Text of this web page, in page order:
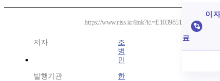
https://www.riss.kr/link?id=E1039851
저자
조
병
인
발행기관
한
이
료